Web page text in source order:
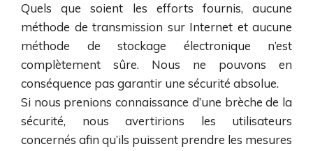
Quels que soient les efforts fournis, aucune
méthode de transmission sur Internet et aucune
méthode de stockage électronique n’est
complètement sûre. Nous ne pouvons en
conséquence pas garantir une sécurité absolue.
Si nous prenions connaissance d’une brèche de la
sécurité, nous avertirions les utilisateurs
concernés afin qu’ils puissent prendre les mesures